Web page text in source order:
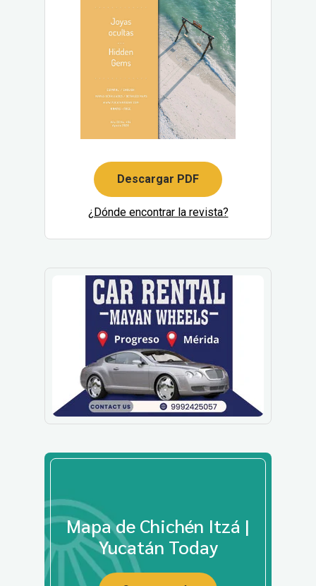
Descargar PDF
¿Dónde encontrar la revista?
Mapa de Chichén Itzá |
Yucatán Today